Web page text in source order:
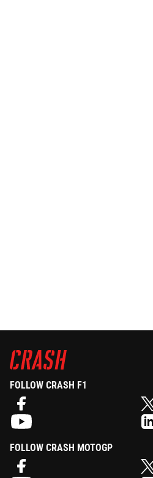
FOLLOW CRASH F1
FOLLOW CRASH MOTOGP